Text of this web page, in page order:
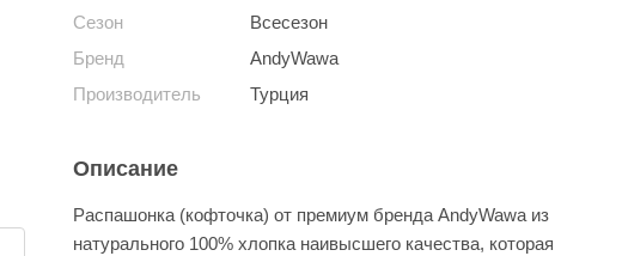
Сезон
Всесезон
Бренд
AndyWawa
Производитель
Турция
Описание
Распашонка (кофточка) от премиум бренда AndyWawa из
натурального 100% хлопка наивысшего качества, которая